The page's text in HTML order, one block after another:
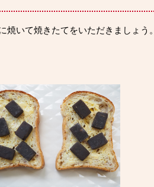
いて焼きたてをいただきましょう。